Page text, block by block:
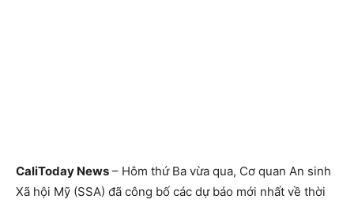
CaliToday News – Hôm thứ Ba vừa qua, Cơ quan An sinh
Xã hội Mỹ (SSA) đã công bố các dự báo mới nhất về thời